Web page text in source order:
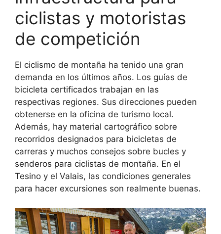
ciclistas y motoristas
de competición
El ciclismo de montaña ha tenido una gran
demanda en los últimos años. Los guías de
bicicleta certificados trabajan en las
respectivas regiones. Sus direcciones pueden
obtenerse en la oficina de turismo local.
Además, hay material cartográfico sobre
recorridos designados para bicicletas de
carreras y muchos consejos sobre bucles y
senderos para ciclistas de montaña. En el
Tesino y el Valais, las condiciones generales
para hacer excursiones son realmente buenas.